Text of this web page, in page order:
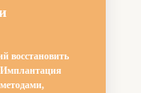
восстановить
Имплантация